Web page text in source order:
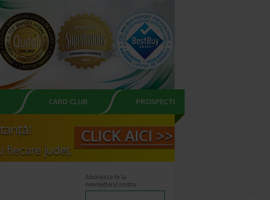
CARD CLUB PROSPECTE
Aboneaza-te la
newsletterul nostru